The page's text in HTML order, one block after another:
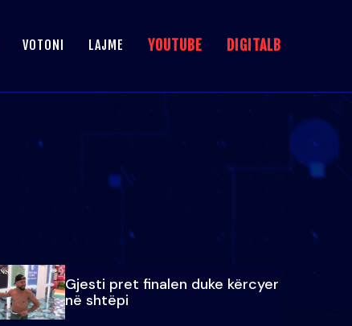
VOTONI LAJME YOUTUBE DIGITALB
Gjesti pret finalen duke kërcyer
në shtëpi